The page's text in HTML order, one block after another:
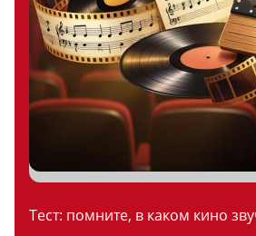
Тест: помните, в каком кино